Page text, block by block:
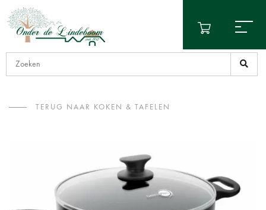
TERUG NAAR KOKEN & TAFELEN